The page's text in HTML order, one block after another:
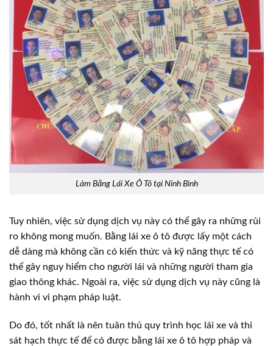
Làm Bằng Lái Xe Ô Tô tại Ninh Bình
Tuy nhiên, việc sử dụng dịch vụ này có thể gây ra những rủi
ro không mong muốn. Bằng lái xe ô tô được lấy một cách
dễ dàng mà không cần có kiến thức và kỹ năng thực tế có
thể gây nguy hiểm cho người lái và những người tham gia
giao thông khác. Ngoài ra, việc sử dụng dịch vụ này cũng là
hành vi vi phạm pháp luật.
Do đó, tốt nhất là nên tuân thủ quy trình học lái xe và thi
sát hạch thực tế để có được bằng lái xe ô tô hợp pháp và